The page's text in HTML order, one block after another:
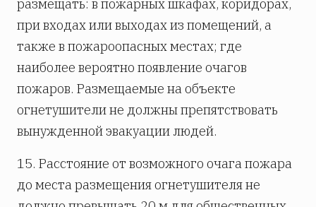
размещать: в пожарных шкафах, коридорах,
при входах или выходах из помещений, а
также в пожароопасных местах; где
наиболее вероятно появление очагов
пожаров. Размещаемые на объекте
огнетушители не должны препятствовать
вынужденной эвакуации людей.
15. Расстояние от возможного очага пожара
до места размещения огнетушителя не